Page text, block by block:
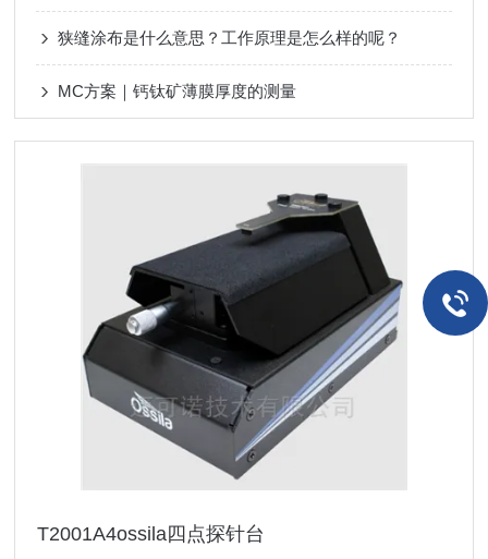
狭缝涂布是什么意思？工作原理是怎么样的呢？
MC方案｜钙钛矿薄膜厚度的测量
T2001A4ossila四点探针台